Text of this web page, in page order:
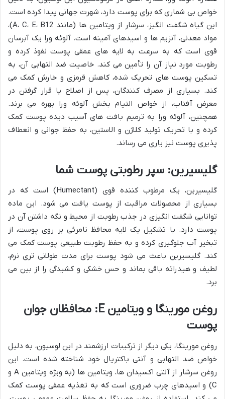
خواص بی شماری که برای پوست دارد، شهرت جهانی پیدا کرده است.
این گیاه شگفت انگیز، سرشار از ویتامین ها (مانند A، C، E، B12)،
مواد معدنی، آنزیم ها و اسیدهای آمینه است. آلوئه ورا یک آبرسان
قوی است که به سرعت به لایه های عمقی پوست نفوذ کرده و
رطوبت مورد نیاز آن را تأمین می کند. خاصیت ضد التهابی آن، به
تسکین پوست های تحریک شده، کاهش قرمزی و خارش کمک می
کند. بسیاری از مصرف کنندگان، پس از اصلاح یا قرار گرفتن در
معرض آفتاب، از خواص التیام بخش آلوئه ورا بهره می برند.
همچنین، آلوئه ورا به ترمیم بافت های آسیب دیده پوست کمک
کرده و با تحریک تولید کلاژن و الاستین، به حفظ جوانی و انعطاف
پذیری پوست نیز یاری می رساند.
گلیسیرین: سپر رطوبتی پوست شما
گلیسیرین، یک مرطوب کننده قوی (Humectant) است که در
بسیاری از محصولات مراقبت از پوست یافت می شود. این ماده
توانایی شگفت انگیزی در جذب رطوبت از محیط و نگه داشتن آن در
پوست دارد. با تشکیل یک لایه محافظ نامرئی بر روی پوست، از
تبخیر آب جلوگیری کرده و به حفظ رطوبت طبیعی پوست کمک می
کند. گلیسیرین باعث می شود پوست برای مدت طولانی تری نرم،
لطیف و هیدراته باقی بماند و حس خشکی و کشیدگی را از بین می
برد.
روغن مورینگا و ویتامین E: محافظان جوان
پوست
روغن مورینگا، یکی دیگر از ترکیبات ارزشمند در این لوسیون، به دلیل
خواص ضد التهابی و آنتی باکتریال خود شناخته شده است. این
روغن سرشار از آنتی اکسیدان ها، ویتامین ها (به ویژه ویتامین A و
C) و اسیدهای چرب ضروری است که به تغذیه عمقی پوست کمک